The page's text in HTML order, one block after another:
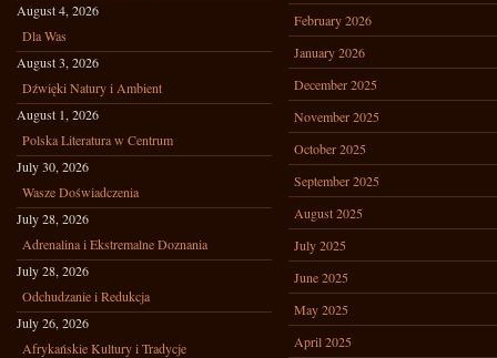
August 4, 2026
Dla Was
August 3, 2026
Dźwięki Natury i Ambient
August 1, 2026
Polska Literatura w Centrum
July 30, 2026
Wasze Doświadczenia
July 28, 2026
Adrenalina i Ekstremalne Doznania
July 28, 2026
Odchudzanie i Redukcja
July 26, 2026
Afrykańskie Kultury i Tradycje
February 2026
January 2026
December 2025
November 2025
October 2025
September 2025
August 2025
July 2025
June 2025
May 2025
April 2025